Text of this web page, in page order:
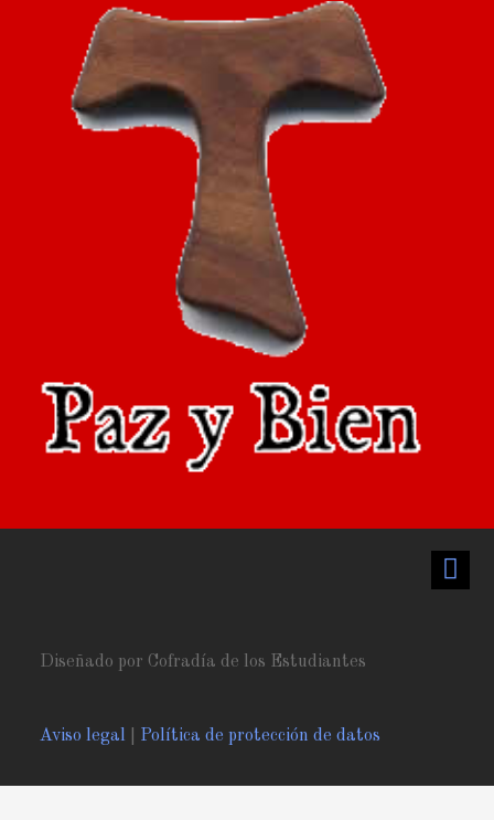
Diseñado por Cofradía de los Estudiantes
Aviso legal Política de protección de datos